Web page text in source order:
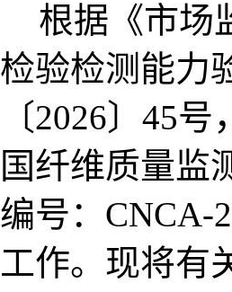
根据《市场
检验检测能力
〔2026〕 45号
国纤维质量监
编号： CNCA-
工作。现将有